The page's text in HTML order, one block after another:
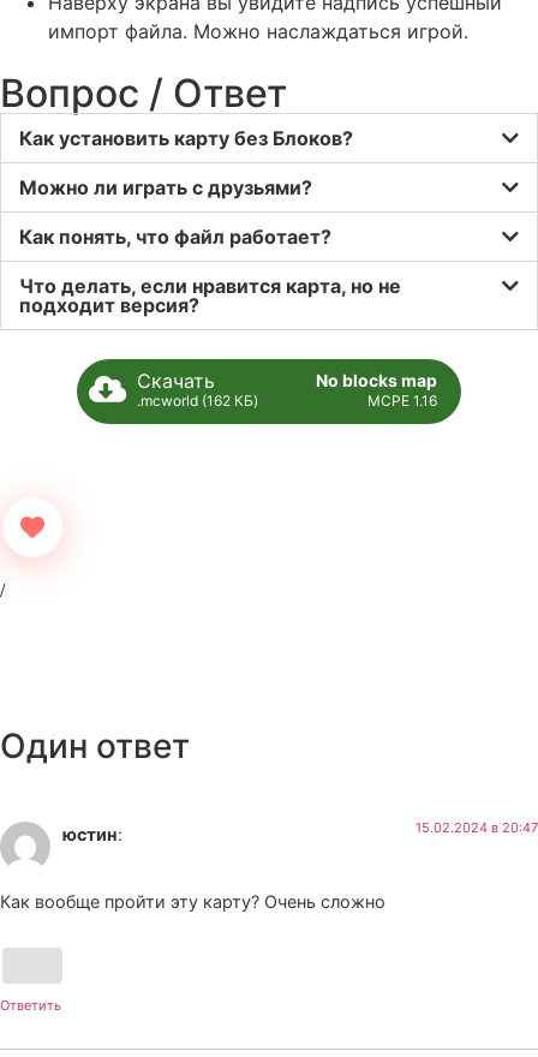
импорт файла. Можно наслаждаться игрой.
Вопрос / Ответ
Как установить карту без Блоков?
Можно ли играть с друзьями?
Как понять, что файл работает?
Что делать, если нравится карта, но не
подходит версия?
Скачать
.mcworld (162 КБ)
No blocks map
MCPE 1.16
Один ответ
юстин: 15.02.2024 в 20:47
Как вообще пройти эту карту? Очень сложно
Ответить